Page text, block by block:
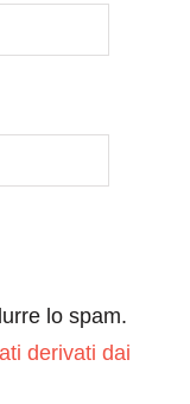
lo spam.
derivati dai